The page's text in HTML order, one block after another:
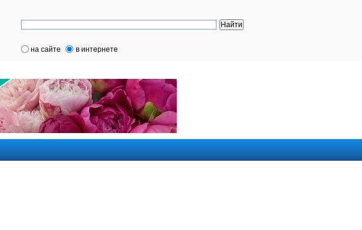
на сайте
в интернете